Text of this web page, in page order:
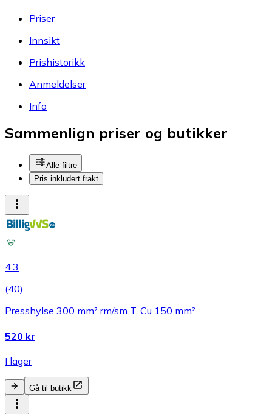
Priser
Innsikt
Prishistorikk
Anmeldelser
Info
Sammenlign priser og butikker
Alle filtre
Pris inkludert frakt
4.3
(40)
Presshylse 300 mm² rm/sm T. Cu 150 mm²
520 kr
I lager
Gå til butikk